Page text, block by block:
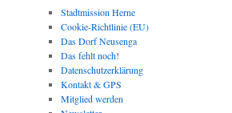
Stadtmission Herne
Cookie-Richtlinie (EU)
Das Dorf Neusenga
Das fehlt noch!
Datenschutzerklärung
Kontakt & GPS
Mitglied werden